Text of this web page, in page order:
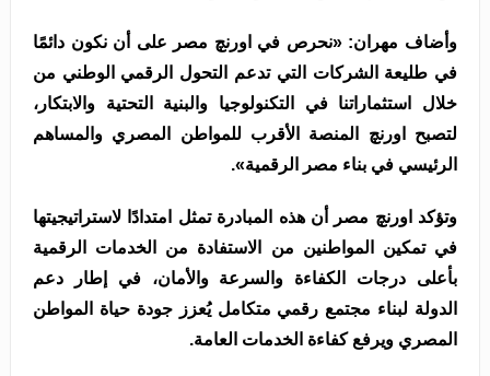
وأضاف مهران: «نحرص في اورنچ مصر على أن نكون دائمًا
في طليعة الشركات التي تدعم التحول الرقمي الوطني من
خلال استثماراتنا في التكنولوجيا والبنية التحتية والابتكار،
لتصبح اورنچ المنصة الأقرب للمواطن المصري والمساهم
الرئيسي في بناء مصر الرقمية».
وتؤكد اورنچ مصر أن هذه المبادرة تمثل امتدادًا لاستراتيجيتها
في تمكين المواطنين من الاستفادة من الخدمات الرقمية
بأعلى درجات الكفاءة والسرعة والأمان، في إطار دعم
الدولة لبناء مجتمع رقمي متكامل يُعزز جودة حياة المواطن
المصري ويرفع كفاءة الخدمات العامة.